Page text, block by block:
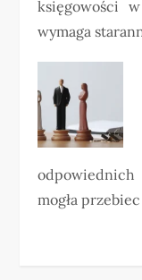
księgowości
wymaga
mogła